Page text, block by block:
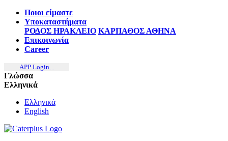
Ποιοι είμαστε
Υποκαταστήματα
ΡΟΔΟΣ ΗΡΑΚΛΕΙΟ ΚΑΡΠΑΘΟΣ ΑΘΗΝΑ
Επικοινωνία
Career
APP Login
Γλώσσα
Ελληνικά
Ελληνικά
English